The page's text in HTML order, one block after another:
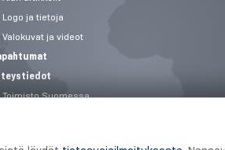
Logo ja tietoja
Valokuvat ja videot
Toimisto Suomessa